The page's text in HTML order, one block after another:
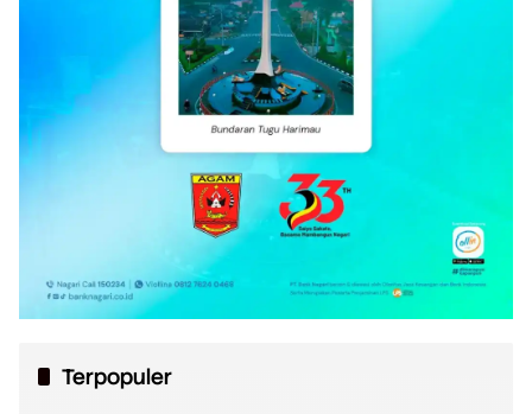
Terpopuler